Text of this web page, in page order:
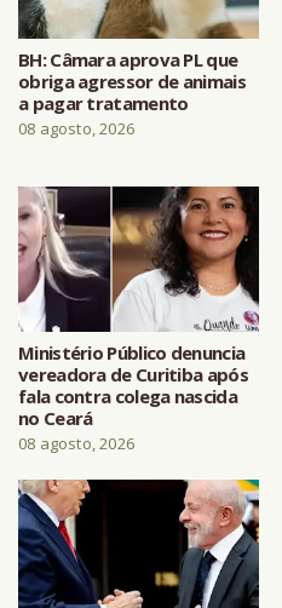
BH: Câmara aprova PL que
obriga agressor de animais
a pagar tratamento
08 agosto, 2026
Ministério Público denuncia
vereadora de Curitiba após
fala contra colega nascida
no Ceará
08 agosto, 2026